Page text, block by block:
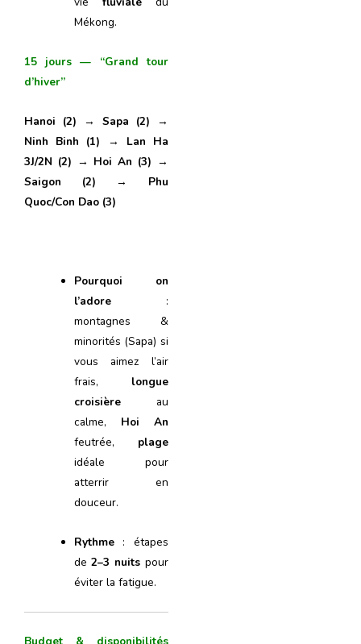
Mékong.
15 jours — “Grand tour
d’hiver”
Hanoi (2) → Sapa (2) →
Ninh Binh (1) → Lan Ha
3J/2N (2) → Hoi An (3) →
Saigon (2) → Phu
Quoc/Con Dao (3)
Pourquoi on
l’adore:
montagnes &
minorités (Sapa) si
vous aimez l’air
frais, longue
croisièreau
calme, Hoi An
feutrée, plage
idéale pour
atterrir en
douceur.
Rythme: étapes
de2–3 nuits pour
éviter la fatigue.